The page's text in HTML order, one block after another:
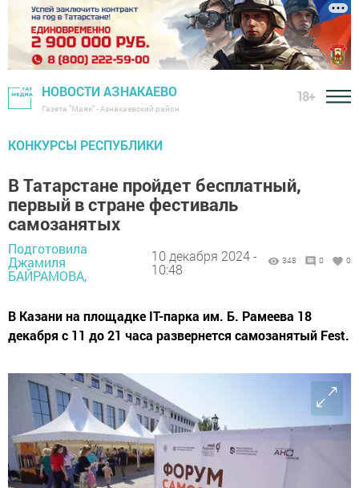
НОВОСТИ АЗНАКАЕВО
Газета "Маяк" - Азнакаевский район
18+
КОНКУРСЫ РЕСПУБЛИКИ
В Татарстане пройдет бесплатный,
первый в стране фестиваль
самозанятых
Подготовила
Джамиля
БАЙРАМОВА,
10 декабря 2024 -
10:48
348 0 0
В Казани на площадке IT-парка им. Б. Рамеева 18
декабря с 11 до 21 часа развернется самозанятый Fest.